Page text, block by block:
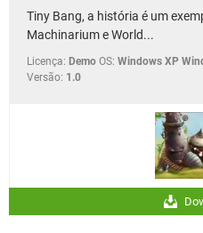
Tiny Bang, a história é um
Machinarium e World...
Licença: Demo OS: Windows XP
Versão: 1.0